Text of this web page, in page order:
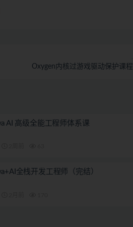
Oxygen内核过游戏驱动保护课
AI 高级全能工程师体系课
全栈开发工程师（完结）